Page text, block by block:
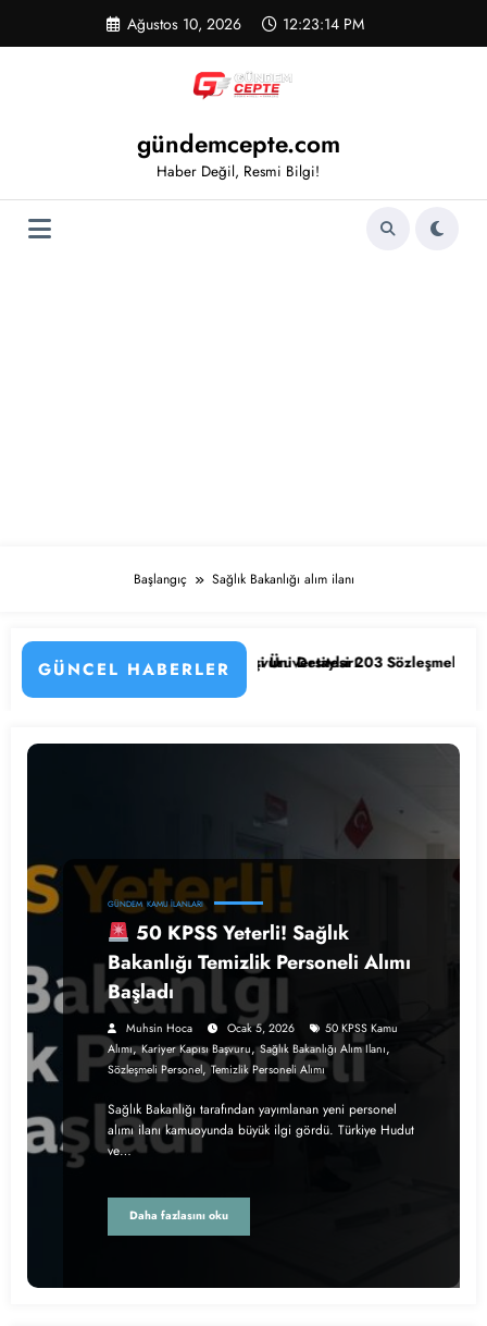
Ağustos 10, 2026 12:23:14 PM
gündemcepte.com
Haber Değil, Resmi Bilgi!
Başlangıç Sağlık Bakanlığı alım ilanı
GÜNCEL HABERLER
Kadrolar, Şehirler ve Başvuru Detayları
Eskişehir Osmangazi Üniversitesi 203 Sözleşmeli Personel
GÜNDEM KAMU İLANLARI
50 KPSS Yeterli! Sağlık
Bakanlığı Temizlik Personeli Alımı
Başladı
Muhsin Hoca Ocak 5, 2026
50 KPSS Kamu
Alımı,Kariyer Kapısı Başvuru,Sağlık Bakanlığı Alım Ilanı,
Sözleşmeli Personel,Temizlik Personeli Alımı
Sağlık Bakanlığı tarafından yayımlanan yeni personel
alımı ilanı kamuoyunda büyük ilgi gördü. Türkiye Hudut
ve…
Daha fazlasını oku